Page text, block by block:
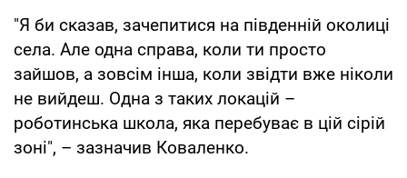
"Я би сказав, зачепитися на південній околиці
села. Але одна справа, коли ти просто
зайшов, а зовсім інша, коли звідти вже ніколи
не вийдеш. Одна з таких локацій –
роботинська школа, яка перебуває в цій сірій
зоні", – зазначив Коваленко.